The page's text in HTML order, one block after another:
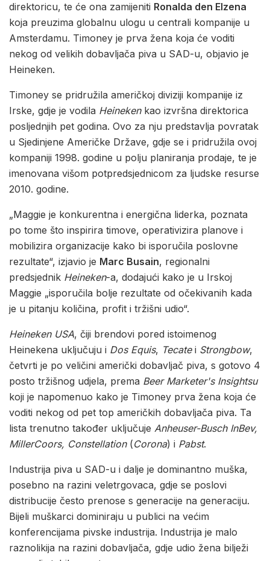
direktoricu, te će ona zamijeniti Ronalda den Elzena
koja preuzima globalnu ulogu u centrali kompanije u
Amsterdamu. Timoney je prva žena koja će voditi
nekog od velikih dobavljača piva u SAD-u, objavio je
Heineken.
Timoney se pridružila američkoj diviziji kompanije iz
Irske, gdje je vodila Heinekenkao izvršna direktorica
posljednjih pet godina. Ovo za nju predstavlja povratak
u Sjedinjene Američke Države, gdje se i pridružila ovoj
kompaniji 1998. godine u polju planiranja prodaje, te je
imenovana višom potpredsjednicom za ljudske resurse
2010. godine.
„Maggie je konkurentna i energična liderka, poznata
po tome što inspirira timove, operativizira planove i
mobilizira organizacije kako bi isporučila poslovne
rezultate“, izjavio je Marc Busain, regionalni
predsjednik Heineken-a, dodajući kako je u Irskoj
Maggie „isporučila bolje rezultate od očekivanih kada
je u pitanju količina, profit i tržišni udio“.
Heineken USA, čiji brendovi pored istoimenog
Heinekena uključuju i Dos Equis, Tecatei Strongbow,
četvrti je po veličini američki dobavljač piva, s gotovo 4
posto tržišnog udjela, prema Beer Marketer's Insightsu
koji je napomenuo kako je Timoney prva žena koja će
voditi nekog od pet top američkih dobavljača piva. Ta
lista trenutno također uključuje Anheuser-Busch InBev,
MillerCoors, Constellation(Corona) i Pabst.
Industrija piva u SAD-u i dalje je dominantno muška,
posebno na razini veletrgovaca, gdje se poslovi
distribucije često prenose s generacije na generaciju.
Bijeli muškarci dominiraju u publici na većim
konferencijama pivske industrija. Industrija je malo
raznolikija na razini dobavljača, gdje udio žena bilježi